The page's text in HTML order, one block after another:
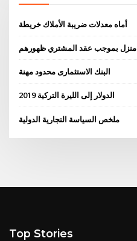
أماه معدلات ضريبة الأملاك خريطة
منزل بموجب عقد المشتري ظهورهم
البنك الاستثمارى محدود مهنة
الدولار إلى الليرة التركية 2019
ملخص السياسة التجارية الدولية
Top Stories